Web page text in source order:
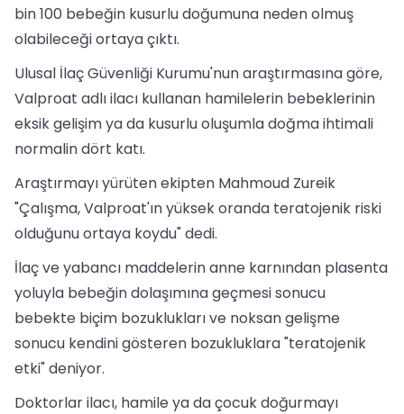
bin 100 bebeğin kusurlu doğumuna neden olmuş
olabileceği ortaya çıktı.
Ulusal İlaç Güvenliği Kurumu'nun araştırmasına göre,
Valproat adlı ilacı kullanan hamilelerin bebeklerinin
eksik gelişim ya da kusurlu oluşumla doğma ihtimali
normalin dört katı.
Araştırmayı yürüten ekipten Mahmoud Zureik
"Çalışma, Valproat'ın yüksek oranda teratojenik riski
olduğunu ortaya koydu" dedi.
İlaç ve yabancı maddelerin anne karnından plasenta
yoluyla bebeğin dolaşımına geçmesi sonucu
bebekte biçim bozuklukları ve noksan gelişme
sonucu kendini gösteren bozukluklara "teratojenik
etki" deniyor.
Doktorlar ilacı, hamile ya da çocuk doğurmayı